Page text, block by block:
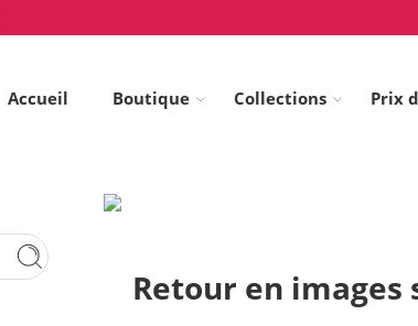
Accueil Boutique Collections Prix
Retour en images